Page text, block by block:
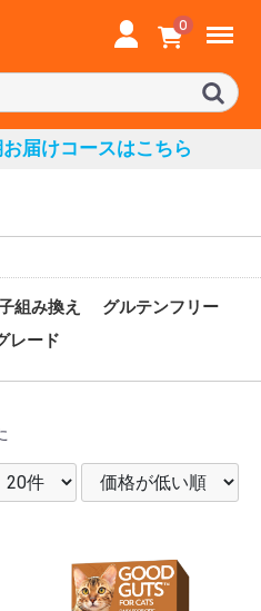
0 Menu
届けコースはこちら
組み換え
グルテンフリー
レード